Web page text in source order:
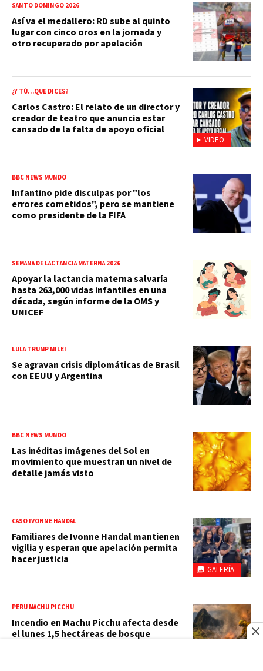
SANTO DOMINGO 2026
Así va el medallero: RD sube al quinto
lugar con cinco oros en la jornada y
otro recuperado por apelación
VIDEO
¿Y TÚ…QUE DICES?
Carlos Castro: El relato de un director y
creador de teatro que anuncia estar
cansado de la falta de apoyo oficial
BBC NEWS MUNDO
Infantino pide disculpas por "los
errores cometidos", pero se mantiene
como presidente de la FIFA
SEMANA DE LACTANCIA MATERNA 2026
Apoyar la lactancia materna salvaría
hasta 263,000 vidas infantiles en una
década, según informe de la OMS y
UNICEF
LULA TRUMP MILEI
Se agravan crisis diplomáticas de Brasil
con EEUU y Argentina
BBC NEWS MUNDO
Las inéditas imágenes del Sol en
movimiento que muestran un nivel de
detalle jamás visto
GALERÍA
CASO IVONNE HANDAL
Familiares de Ivonne Handal mantienen
vigilia y esperan que apelación permita
hacer justicia
PERÚ MACHU PICCHU
Incendio en Machu Picchu afecta desde
el lunes 1,5 hectáreas de bosque